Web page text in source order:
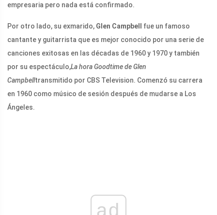
empresaria pero nada está confirmado.
Por otro lado, su exmarido, Glen Campbell fue un famoso
cantante y guitarrista que es mejor conocido por una serie de
canciones exitosas en las décadas de 1960 y 1970 y también
por su espectáculo,La hora Goodtime de Glen
Campbelltransmitido por CBS Television. Comenzó su carrera
en 1960 como músico de sesión después de mudarse a Los
Ángeles.
ad